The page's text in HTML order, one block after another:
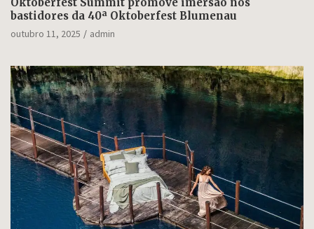
bastidores da 40ª Oktoberfest Blumenau
outubro 11, 2025 admin